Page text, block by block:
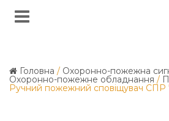
Головна / Охоронно-пожежна
Охоронно-пожежне обладнання /
Ручний пожежний сповіщувач СПР